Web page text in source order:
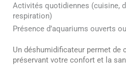
Activités quotidiennes (cuisine,
respiration)
Présence d’aquariums ouverts
Un déshumidificateur permet
préservant votre confort et la